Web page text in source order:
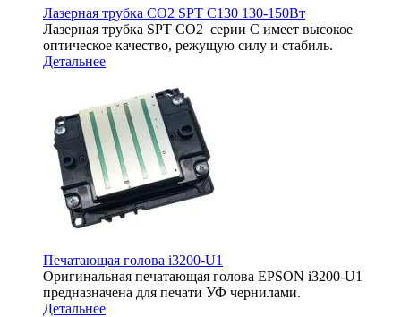
Лазерная трубка CO2 SPT C130 130-150Вт
Лазерная трубка SPT СО2 серии C имеет высокое
оптическое качество, режущую силу и стабиль.
Детальнее
Печатающая голова i3200-U1
Оригинальная печатающая голова EPSON i3200-U1
предназначена для печати УФ чернилами.
Детальнее